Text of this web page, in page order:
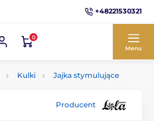
+48221530321
0
Menu
Kulki Jajka stymulujące
Producent